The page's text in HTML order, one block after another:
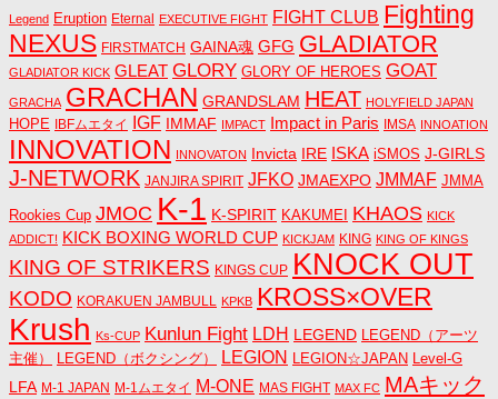
Legend Eruption Eternal EXECUTIVE FIGHT FIGHT CLUB Fighting
NEXUS FIRSTMATCH GAINA魂 GFG GLADIATOR
GLADIATOR KICK GLEAT GLORY GLORY OF HEROES GOAT
GRACHA GRACHAN GRANDSLAM HEAT HOLYFIELD JAPAN
HOPE IBFムエタイ IGF IMMAF IMPACT Impact in Paris IMSA INNOATION
INNOVATION INNOVATON Invicta IRE ISKA iSMOS J-GIRLS
J-NETWORK JANJIRA SPIRIT JFKO JMAEXPO JMMAF JMMA
Rookies Cup JMOC K-1 K-SPIRIT KAKUMEI KHAOS KICK
ADDICT! KICK BOXING WORLD CUP KICKJAM KING KING OF KINGS
KING OF STRIKERS KINGS CUP KNOCK OUT
KODO KORAKUEN JAMBULL KPKB KROSS×OVER
Krush Ks-CUP Kunlun Fight LDH LEGEND LEGEND（アーツ
主催）
LEGEND（ボクシング） LEGION LEGION☆JAPAN Level-G
LFA M-1 JAPAN M-1ムエタイ M-ONE MAS FIGHT MAX FC MAキック